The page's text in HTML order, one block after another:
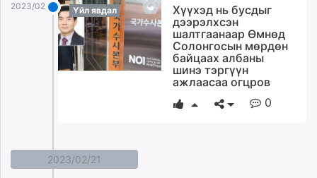
2023/02/27 Үйл явдал
Хүүхэд нь бусдыг
дээрэлхсэн
шалтгаанаар Өмнөд
Солонгосын мөрдөн
байцаах албаны
шинэ тэргүүн
ажлаасаа огцров
0
2023/02/21